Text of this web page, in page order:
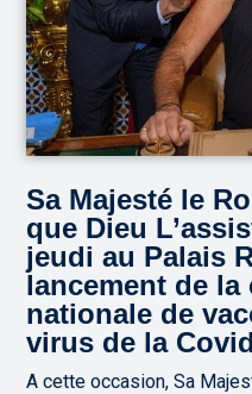
Sa Majesté le
que Dieu
jeudi au Palais
lancement de la
nationale de
virus de la
A cette occasion, Sa